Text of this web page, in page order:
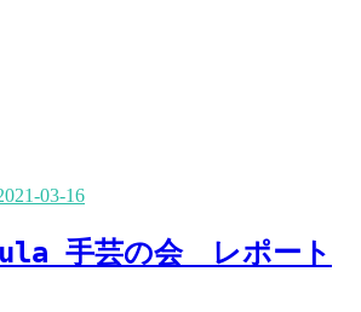
03-16
手芸の会 レポート